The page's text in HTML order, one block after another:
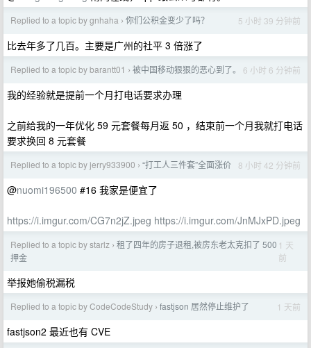
Replied to a topic by gnhaha › 你们公积金变少了吗？ 5 小时 39 分钟前
比去年多了几百。主要是广州的社平 3 倍涨了
Replied to a topic by barantt01 › 被中国移动狠狠的恶心到了。 6 小时 6 分钟前
我的经验就是提前一个月打电话要求办理
之前给我的一年优化 59 元套餐每月返 50 ，结束前一个月我就打电话
要求换回 8 元套餐
Replied to a topic by jerry933900 › “打工人三件套”全面涨价 8 小时 42 分钟前
@nuomi196500 #16 我家是便宜了
https://i.imgur.com/CG7n2jZ.jpeg https://i.imgur.com/JnMJxPD.jpeg
Replied to a topic by starlz › 租了四年的房子退租,被房东老太克扣了 500
押金
1 天
前
举报她偷税漏税
Replied to a topic by CodeCodeStudy › fastjson 居然停止维护了 1 天前
fastjson2 最近也有 CVE